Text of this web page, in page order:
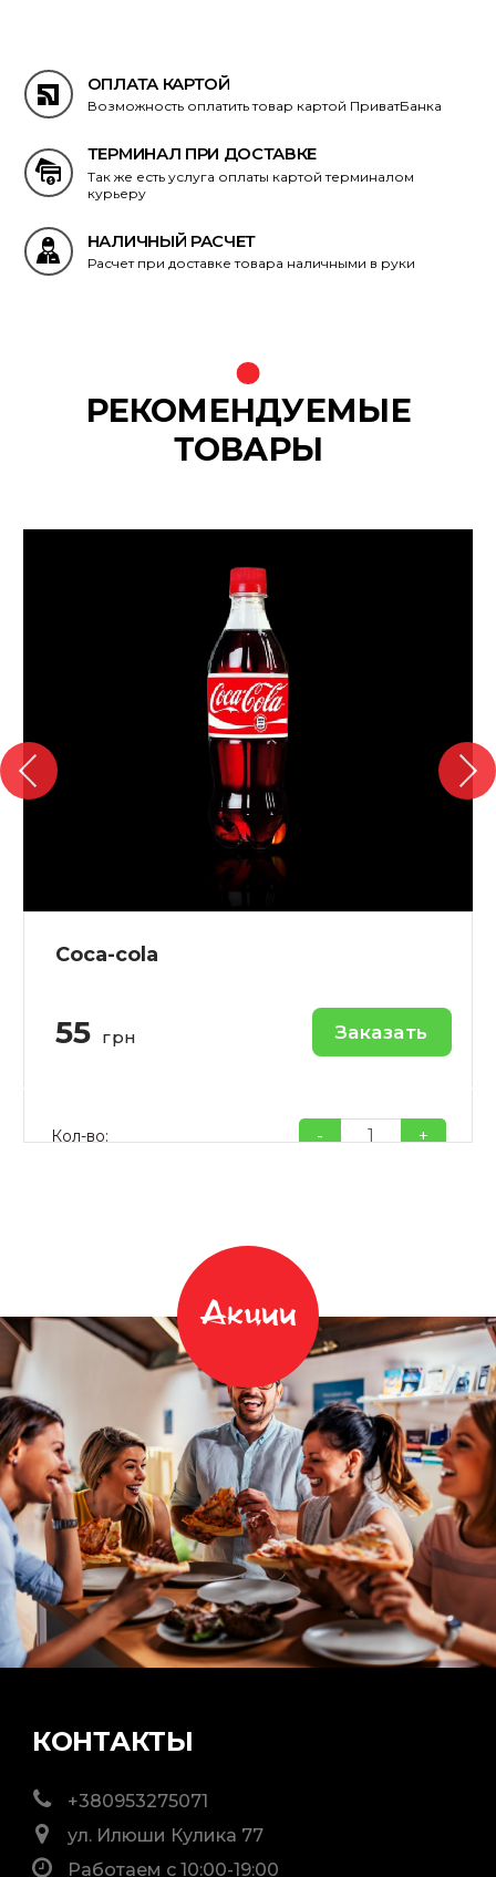
ОПЛАТА КАРТОЙ
Возможность оплатить товар картой ПриватБанка
ТЕРМИНАЛ ПРИ ДОСТАВКЕ
Так же есть услуга оплаты картой терминалом
курьеру
НАЛИЧНЫЙ РАСЧЕТ
Расчет при доставке товара наличными в руки
РЕКОМЕНДУЕМЫЕ
ТОВАРЫ
Coca-cola
55 грн Заказать
Кол-во: - +
Акции
КОНТАКТЫ
+380953275071
ул. Илюши Кулика 77
Работаем с 10:00-19:00